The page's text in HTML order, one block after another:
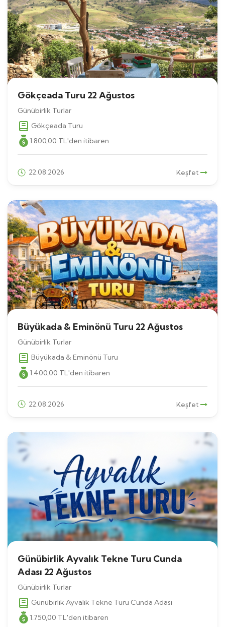
Gökçeada Turu 22 Ağustos
Günübirlik Turlar
Gökçeada Turu
1.800,00 TL'den itibaren
22.08.2026 Keşfet
Büyükada & Eminönü Turu 22 Ağustos
Günübirlik Turlar
Büyükada & Eminönü Turu
1.400,00 TL'den itibaren
22.08.2026 Keşfet
Günübirlik Ayvalık Tekne Turu Cunda
Adası 22 Ağustos
Günübirlik Turlar
Günübirlik Ayvalık Tekne Turu Cunda Adası
1.750,00 TL'den itibaren